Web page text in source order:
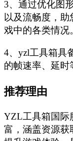
3、通过优化图
以及流畅度，
戏中的各类情况
4、yzl工具箱具
的帧速率、延时
推荐理由
YZL工具箱国际
富，涵盖资源获